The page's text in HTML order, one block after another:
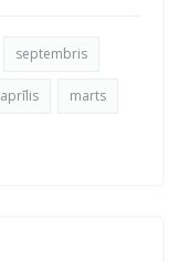
septembris
aprīlis marts